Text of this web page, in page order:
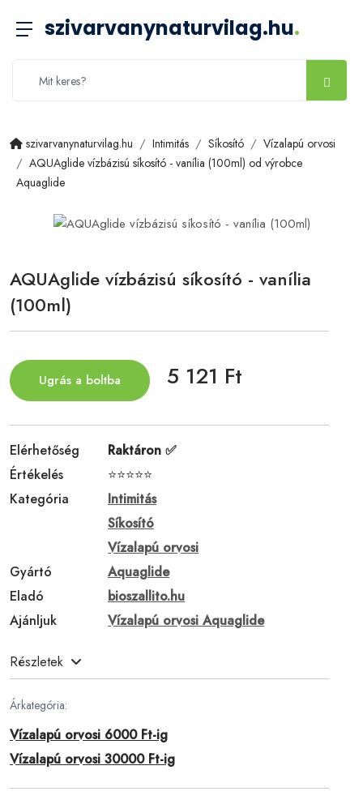
szivarvanynaturvilag.hu.
szivarvanynaturvilag.hu Intimitás Síkosító
Vízalapú orvosi
AQUAglide vízbázisú síkosító - vanília (100ml) od výrobce
Aquaglide
AQUAglide vízbázisú síkosító - vanília
(100ml)
Ugrás a boltba 5 121 Ft
Elérhetőség
Raktáron ✅
Értékelés
⭐⭐⭐⭐⭐
Kategória
Intimitás
Síkosító
Vízalapú orvosi
Gyártó
Aquaglide
Eladó
bioszallito.hu
Ajánljuk
Vízalapú orvosi Aquaglide
Részletek
Árkategória:
Vízalapú orvosi 6000 Ft-ig
Vízalapú orvosi 30000 Ft-ig